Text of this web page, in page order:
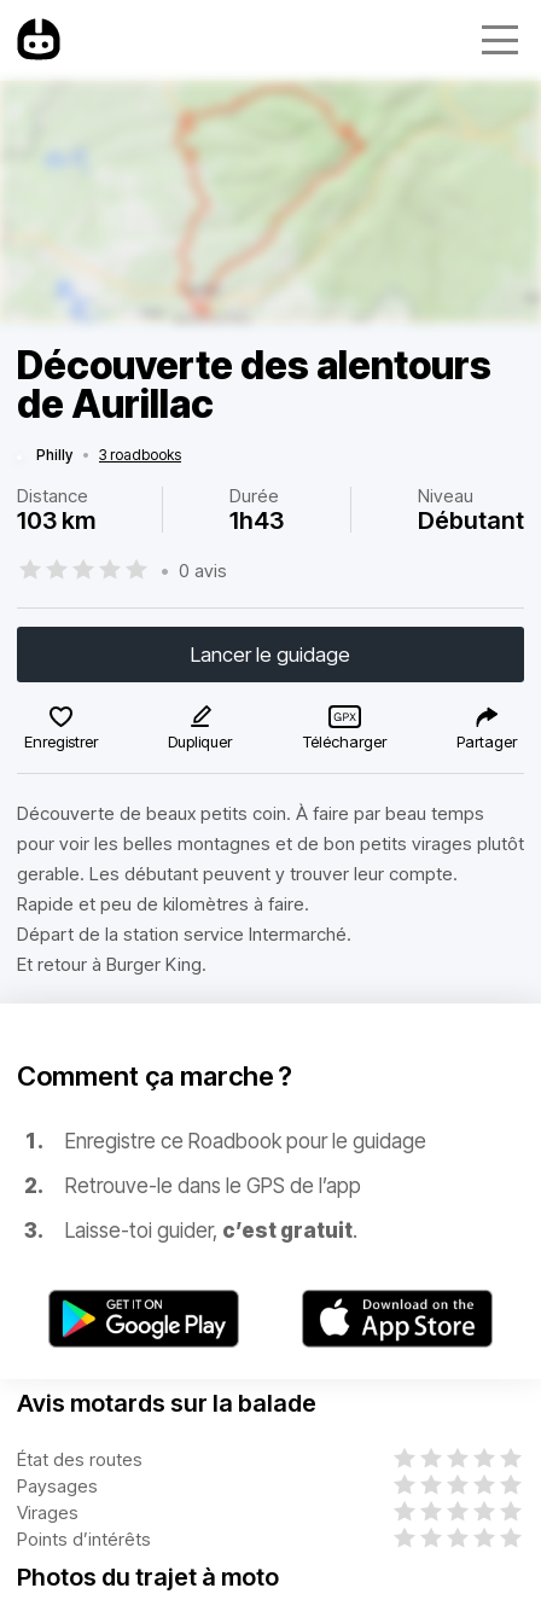
Découverte des alentours
de Aurillac
Philly • 3 roadbooks
Distance
103 km
Durée
1h43
Niveau
Débutant
• 0 avis
Lancer le guidage
Enregistrer Dupliquer Télécharger Partager
Découverte de beaux petits coin. À faire par beau temps
pour voir les belles montagnes et de bon petits virages plutôt
gerable. Les débutant peuvent y trouver leur compte.
Rapide et peu de kilomètres à faire.
Départ de la station service Intermarché.
Et retour à Burger King.
Comment ça marche ?
Enregistre ce Roadbook pour le guidage
Retrouve-le dans le GPS de l’app
Laisse-toi guider, c’est gratuit.
Avis motards sur la balade
État des routes
Paysages
Virages
Points d’intérêts
Photos du trajet à moto